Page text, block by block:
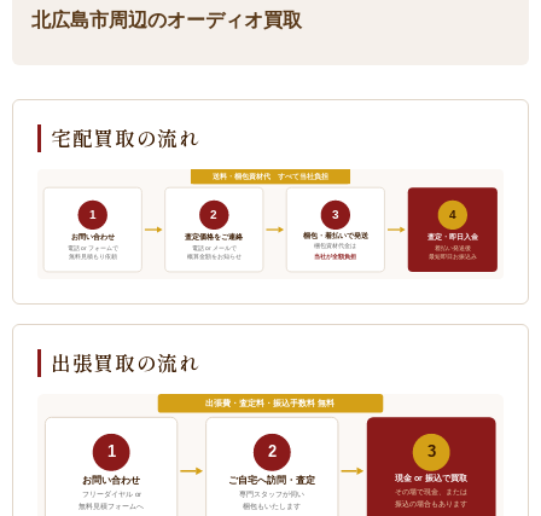
北広島市周辺のオーディオ買取
宅配買取の流れ
送料・梱包資材代 すべて当社負担
1
お問い合わせ
電話 or フォームで
無料見積もり依頼
2
査定価格をご連絡
電話 or メールで
概算金額をお知らせ
3
梱包・着払いで発送
梱包資材代金は
当社が全額負担
4
査定・即日入金
着払い発送後
最短即日お振込み
出張買取の流れ
出張費・査定料・振込手数料 無料
1
お問い合わせ
フリーダイヤル or
無料見積フォームへ
2
ご自宅へ訪問・査定
専門スタッフが伺い
梱包もいたします
3
現金 or 振込で買取
その場で現金、または
振込の場合もあります